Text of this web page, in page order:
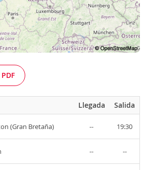
Llegada Salida
(Gran Bretaña) -- 19:30
-- --